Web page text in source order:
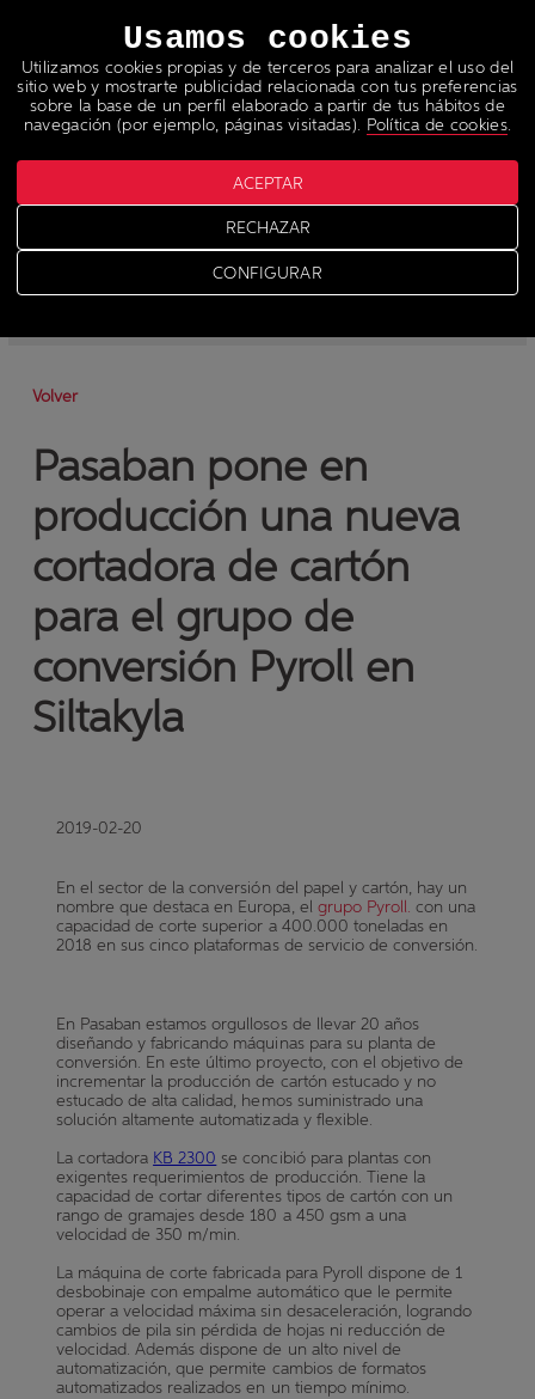
Noticias > News
Volver
Pasaban pone en
producción una nueva
cortadora de cartón
para el grupo de
conversión Pyroll en
Siltakyla
2019-02-20
En el sector de la conversión del papel y cartón, hay un
nombre que destaca en Europa, el grupo Pyroll. con una
capacidad de corte superior a 400.000 toneladas en
2018 en sus cinco plataformas de servicio de conversión.
En Pasaban estamos orgullosos de llevar 20 años
diseñando y fabricando máquinas para su planta de
conversión. En este último proyecto, con el objetivo de
incrementar la producción de cartón estucado y no
estucado de alta calidad, hemos suministrado una
solución altamente automatizada y flexible.
La cortadora KB 2300 se concibió para plantas con
exigentes requerimientos de producción. Tiene la
capacidad de cortar diferentes tipos de cartón con un
rango de gramajes desde 180 a 450 gsm a una
velocidad de 350 m/min.
La máquina de corte fabricada para Pyroll dispone de 1
desbobinaje con empalme automático que le permite
operar a velocidad máxima sin desaceleración, logrando
cambios de pila sin pérdida de hojas ni reducción de
velocidad. Además dispone de un alto nivel de
automatización, que permite cambios de formatos
automatizados realizados en un tiempo mínimo.
Usamos cookies
Utilizamos cookies propias y de terceros para analizar el uso del
sitio web y mostrarte publicidad relacionada con tus preferencias
sobre la base de un perfil elaborado a partir de tus hábitos de
navegación (por ejemplo, páginas visitadas). Política de cookies.
CONFIGURAR
RECHAZAR
ACEPTAR